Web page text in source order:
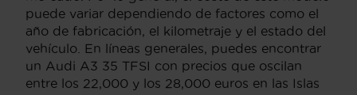
puede variar dependiendo de factores como el
año de fabricación, el kilometraje y el estado del
vehículo. En líneas generales, puedes encontrar
un Audi A3 35 TFSI con precios que oscilan
entre los 22,000 y los 28,000 euros en las Islas